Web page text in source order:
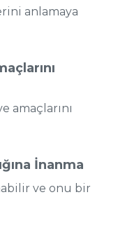
anlamaya
amaçlarını
İnanma
ve onu bir